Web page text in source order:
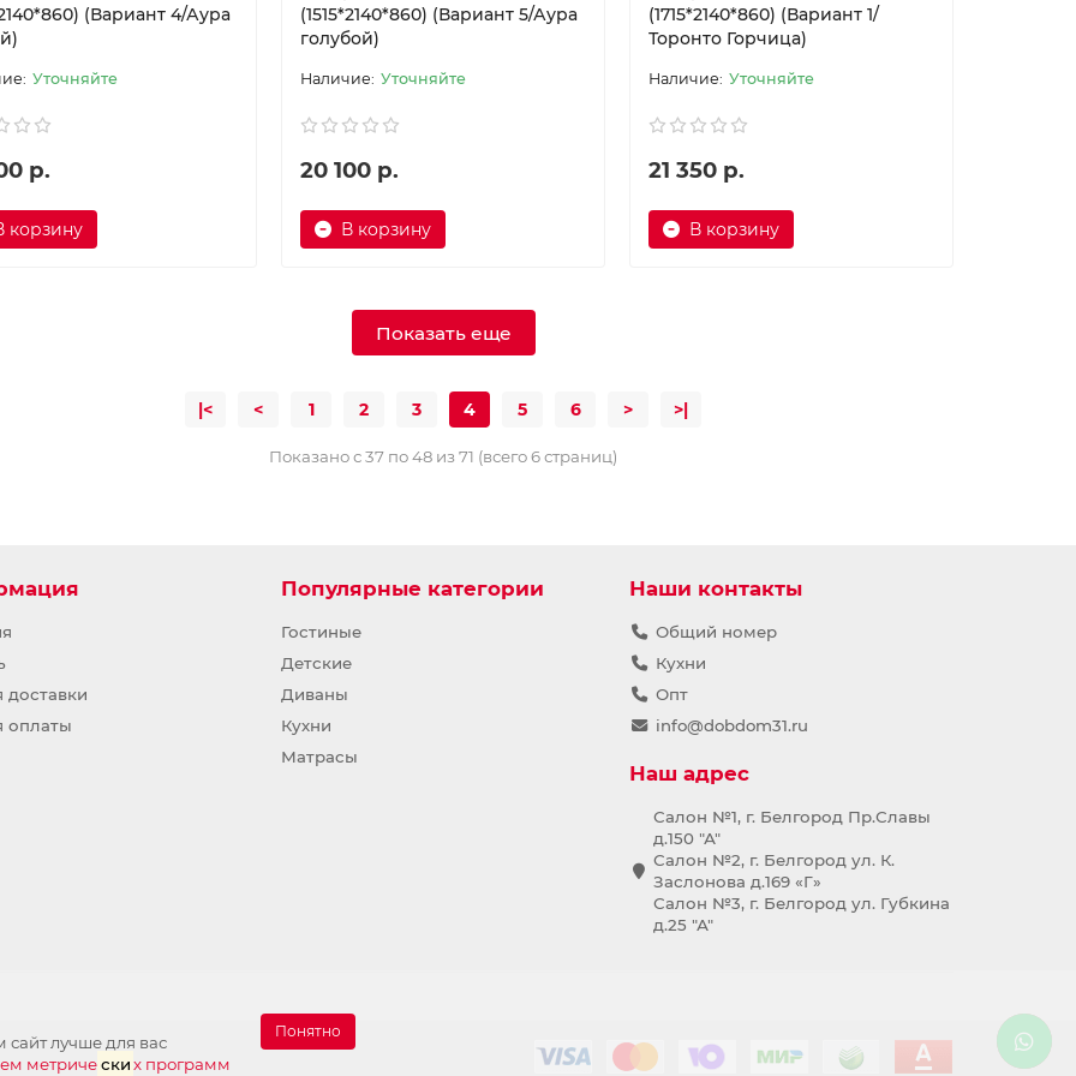
(Вариант 4/Аура
Уточняйте
р.
корзину
(1515*2140*860) (Вариант 5/Аура
голубой)
Уточняйте
20 100 р.
В корзину
(1715*2140*860) (Вариант 1/
Торонто Горчица)
Уточняйте
21 350 р.
В корзину
Показать еще
|< < 1 2 3 4 5 6 > >|
Показано с 37 по 48 из 71 (всего 6 страниц)
лучше для вас
метрически х программ
Понятно
доставки
оплаты
Популярные категории
Гостиные
Детские
Диваны
Кухни
Матрасы
Наши контакты
Общий номер
Кухни
Опт
info@dobdom31.ru
Наш адрес
Салон №1, г. Белгород Пр.Славы
д.150 "А"
Салон №2, г. Белгород ул. К.
Заслонова д.169 «Г»
Салон №3, г. Белгород ул. Губкина
д.25 "А"